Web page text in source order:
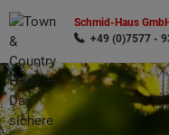
Schmid-Haus
+49 (0)7577 -
Wonach